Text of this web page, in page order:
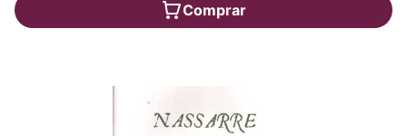
Comprar